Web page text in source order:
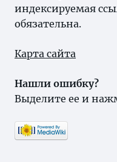
индексируемая
обязательна.
Карта сайта
Нашли ошибку?
Выделите ее и